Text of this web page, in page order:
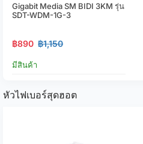
Gigabit Media SM BIDI 3KM รุ่น
SDT-WDM-1G-3
฿890 ฿1,150
มีสินค้า
หัวไฟเบอร์สุดฮอต